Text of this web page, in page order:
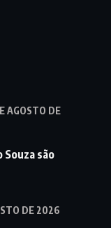
AGOSTO DE
Souza são
DE 2026